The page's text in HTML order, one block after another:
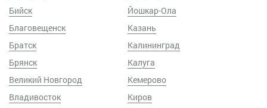
Бийск
Благовещенск
Братск
Брянск
Великий Новгород
Владивосток
Йошкар-Ола
Казань
Калининград
Калуга
Кемерово
Киров